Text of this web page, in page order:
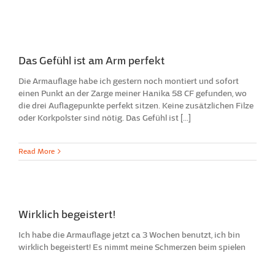
Das Gefühl ist am Arm perfekt
Die Armauflage habe ich gestern noch montiert und sofort
einen Punkt an der Zarge meiner Hanika 58 CF gefunden, wo
die drei Auflagepunkte perfekt sitzen. Keine zusätzlichen Filze
oder Korkpolster sind nötig. Das Gefühl ist [...]
Read More
Wirklich begeistert!
Ich habe die Armauflage jetzt ca 3 Wochen benutzt, ich bin
wirklich begeistert! Es nimmt meine Schmerzen beim spielen